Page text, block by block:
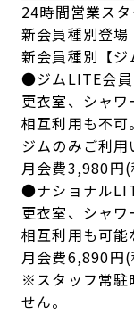
24時間営業スタ
新会員種別登場
新会員種別【
●ジムLITE会員
更衣室、シャワ
相互利用も不可。
ジムのみご利用
月会費3,980円
●ナショナル
更衣室、シャワ
相互利用も可能
月会費6,890円
※スタッフ常駐
せん。